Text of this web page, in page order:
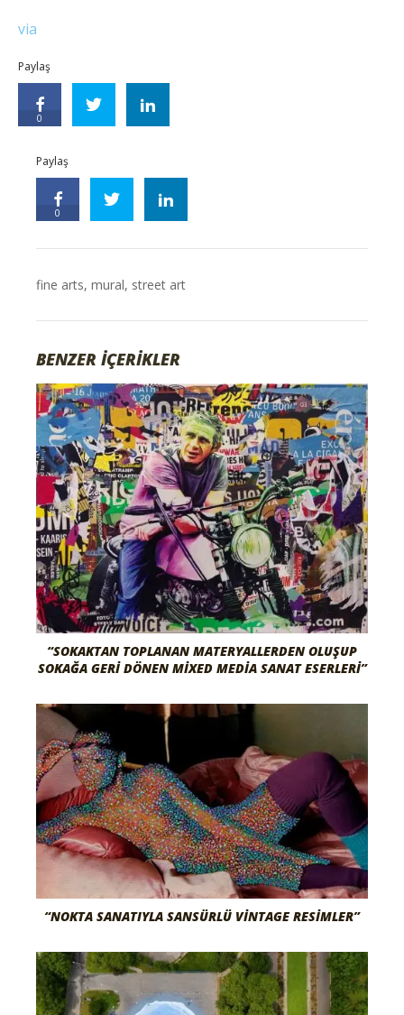
via
Paylaş
0
Paylaş
0
fine arts,mural, street art
BENZER İÇERİKLER
“SOKAKTAN TOPLANAN MATERYALLERDEN OLUŞUP
SOKAĞA GERI DÖNEN MIXED MEDIA SANAT ESERLERI”
“NOKTA SANATIYLA SANSÜRLÜ VINTAGE RESIMLER”